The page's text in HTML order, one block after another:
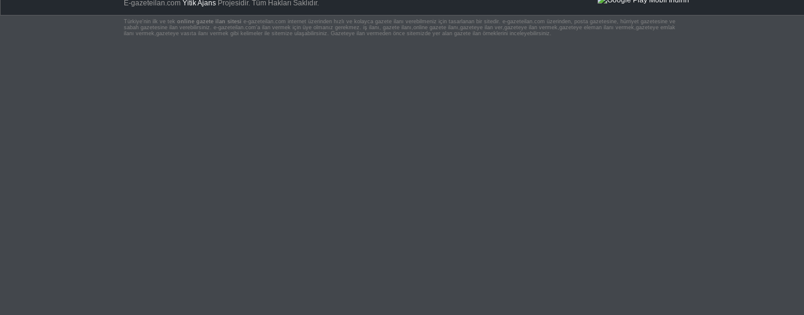
E-gazeteilan.comYitik Ajans Projesidir.Tüm Hakları Saklıdır.
Türkiye'nin ilk ve tek online gazete ilan sitesi e-gazeteilan.com internet üzerinden hızlı ve kolayca gazete ilanı verebilmeniz için tasarlanan bir sitedir. e-gazeteilan.com üzerinden, posta gazetesine, hürriyet gazetesine ve
sabah gazetesine ilan verebilirsiniz. e-gazeteilan.com'a ilan vermek için üye olmanız gerekmez. iş ilanı, gazete ilanı,online gazete ilanı,gazeteye ilan ver,gazeteye ilan vermek,gazeteye eleman ilanı vermek,gazeteye emlak
ilanı vermek,gazeteye vasıta ilanı vermek gibi kelimeler ile sitemize ulaşabilirsiniz. Gazeteye ilan vermeden önce sitemizde yer alan gazete ilan örneklerini inceleyebilirsiniz.